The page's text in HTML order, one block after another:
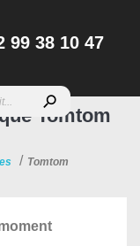
99 38 10 47
search
Tomtom
Tomtom